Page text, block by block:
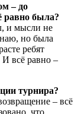
– до
равно была?
и мысли не
но была
ребят
И всё равно –
турнира?
– всё
что